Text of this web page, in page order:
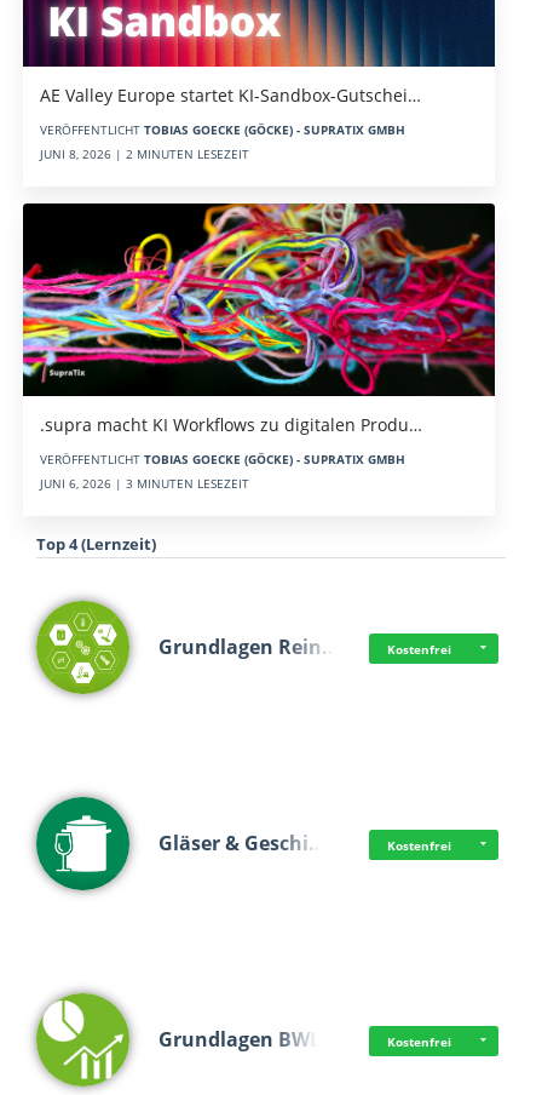
AE Valley Europe startet KI-Sandbox-Gutschei…
VERÖFFENTLICHT TOBIAS GOECKE (GÖCKE) - SUPRATIX GMBH
JUNI 8, 2026 | 2 MINUTEN LESEZEIT
.supra macht KI Workflows zu digitalen Produ…
VERÖFFENTLICHT TOBIAS GOECKE (GÖCKE) - SUPRATIX GMBH
JUNI 6, 2026 | 3 MINUTEN LESEZEIT
Top 4 (Lernzeit)
Grundlagen Rein… Kostenfrei
Gläser & Geschi… Kostenfrei
Grundlagen BWL Kostenfrei